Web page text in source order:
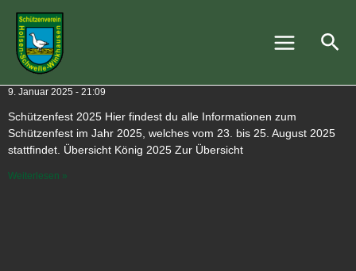
Inhalt
springen
Menu
Schützenfest 2025
9. Januar 2025 21:09
Schützenfest 2025 Hier findest du alle Informationen zum
Schützenfest im Jahr 2025, welches vom 23. bis 25. August 2025
stattfindet. Übersicht König 2025 Zur Übersicht
Weiterlesen »